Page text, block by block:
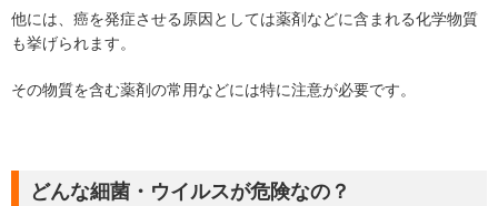
他には、癌を発症させる原因としては薬剤などに含まれる化学物質
も挙げられます。
その物質を含む薬剤の常用などには特に注意が必要です。
どんな細菌・ウイルスが危険なの？